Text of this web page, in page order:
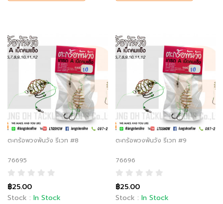
ตะกร้อพวงพันวัง รีเวท #8
76695
฿25.00
Stock : In Stock
ตะกร้อพวงพันวัง รีเวท #9
76696
฿25.00
Stock : In Stock